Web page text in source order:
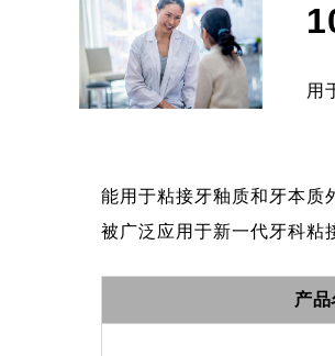
用
能用于粘接牙釉质和牙本质
被广泛应用于新一代牙科粘
产品